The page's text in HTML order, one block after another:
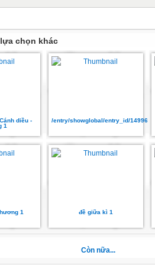
bảng phụ, bảng nhóm; máy chiếu.
SGK.
tập.
số, đa thức một biến.
thức số.
có đầy đủ các phép tính cộng trừ, nhân,
số không thể có các dấu ngoặc chỉ thứ tự phép
chữ và số cùng các phép toán.
là một đa thức (một biến).
chọn khác
diều -
1
/entry/showglobal/entry_id/
1 đề giữa kì 1
Còn nữa...